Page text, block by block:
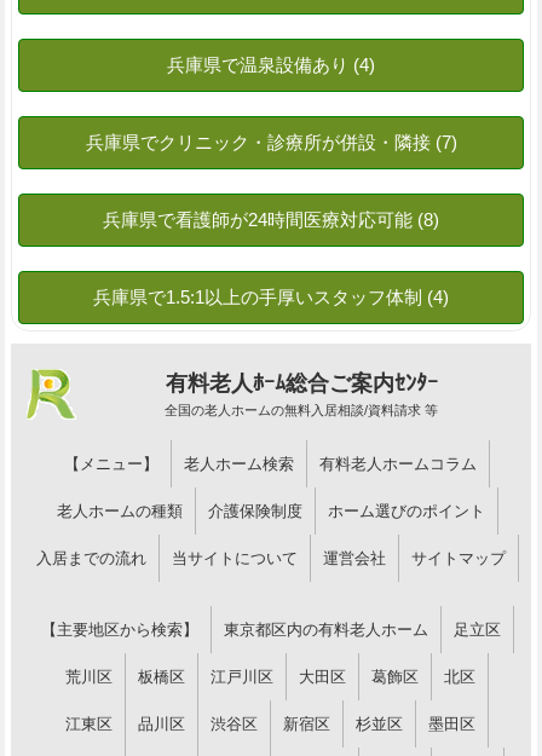
有料老人ﾎｰﾑ総合ご案内ｾﾝﾀｰ
全国の老人ホームの無料入居相談/資料請求 等
【メニュー】 老人ホーム検索 有料老人ホームコラム
老人ホームの種類 介護保険制度 ホーム選びのポイント
入居までの流れ 当サイトについて 運営会社 サイトマップ
【主要地区から検索】 東京都区内の有料老人ホーム 足立区
荒川区 板橋区 江戸川区 大田区 葛飾区 北区
江東区 品川区 渋谷区 新宿区 杉並区 墨田区